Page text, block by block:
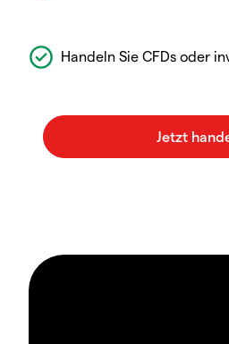
Handeln Sie CFDs oder